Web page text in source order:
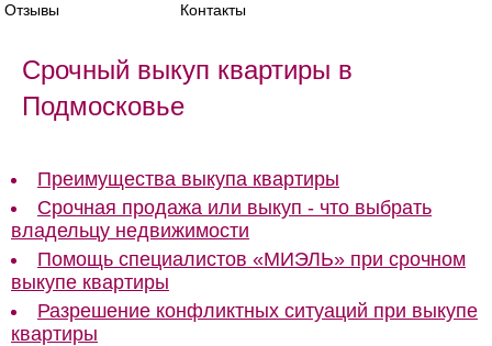
Отзывы
Контакты
Срочный выкуп квартиры в
Подмосковье
Преимущества выкупа квартиры
Срочная продажа или выкуп - что выбрать
владельцу недвижимости
Помощь специалистов «МИЭЛЬ» при срочном
выкупе квартиры
Разрешение конфликтных ситуаций при выкупе
квартиры